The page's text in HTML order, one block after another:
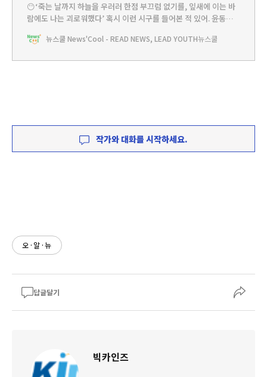
😶‘죽는 날까지 하늘을 우러러 한점 부끄럼 없기를, 잎새에 이는 바
람에도 나는 괴로워했다’ 혹시 이런 시구를 들어본 적 있어. 윤동주
을 아는 몇 안 되는 시인이고 우리나라 사람들이 가장 사랑하는 시인
뉴스쿨 News'Cool - READ NEWS, LEAD YOUTH뉴스쿨
작가와 대화를 시작하세요.
오·알·뉴
답글달기
빅카인즈